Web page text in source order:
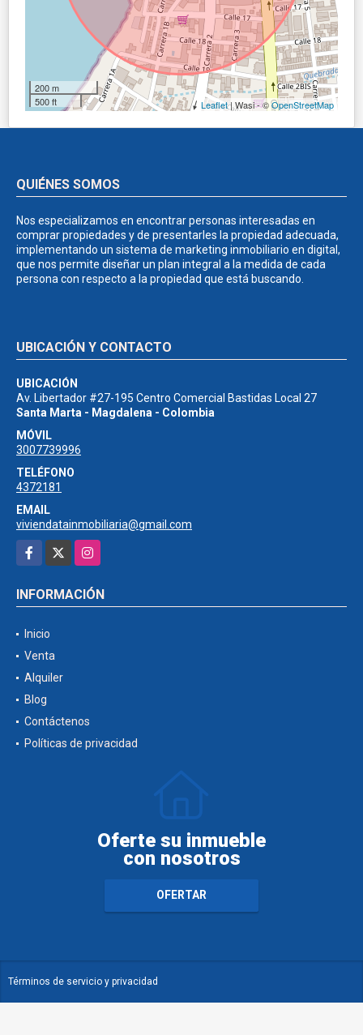
200 m
500 ft
Leaflet| Wasi - ©OpenStreetMap
QUIÉNES SOMOS
Nos especializamos en encontrar personas interesadas en
comprar propiedades y de presentarles la propiedad adecuada,
implementando un sistema de marketing inmobiliario en digital,
que nos permite diseñar un plan integral a la medida de cada
persona con respecto a la propiedad que está buscando.
UBICACIÓN Y CONTACTO
UBICACIÓN
Av. Libertador #27-195 Centro Comercial Bastidas Local 27
Santa Marta - Magdalena - Colombia
MÓVIL
3007739996
TELÉFONO
4372181
EMAIL
viviendatainmobiliaria@gmail.com
Facebook
Instagram
INFORMACIÓN
Inicio
Venta
Alquiler
Blog
Contáctenos
Políticas de privacidad
Oferte su inmueble
con nosotros
OFERTAR
Términos de servicio y privacidad